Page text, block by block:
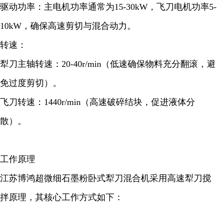
驱动功率：主电机功率通常为15-30kW，飞刀电机功率5-
10kW，确保高速剪切与混合动力。
转速：
犁刀主轴转速：20-40r/min（低速确保物料充分翻滚，避
免过度剪切）。
飞刀转速：1440r/min（高速破碎结块，促进液体分
散）。
工作原理
江苏博鸿超微细石墨粉卧式犁刀混合机采用高速犁刀搅
拌原理，其核心工作方式如下：